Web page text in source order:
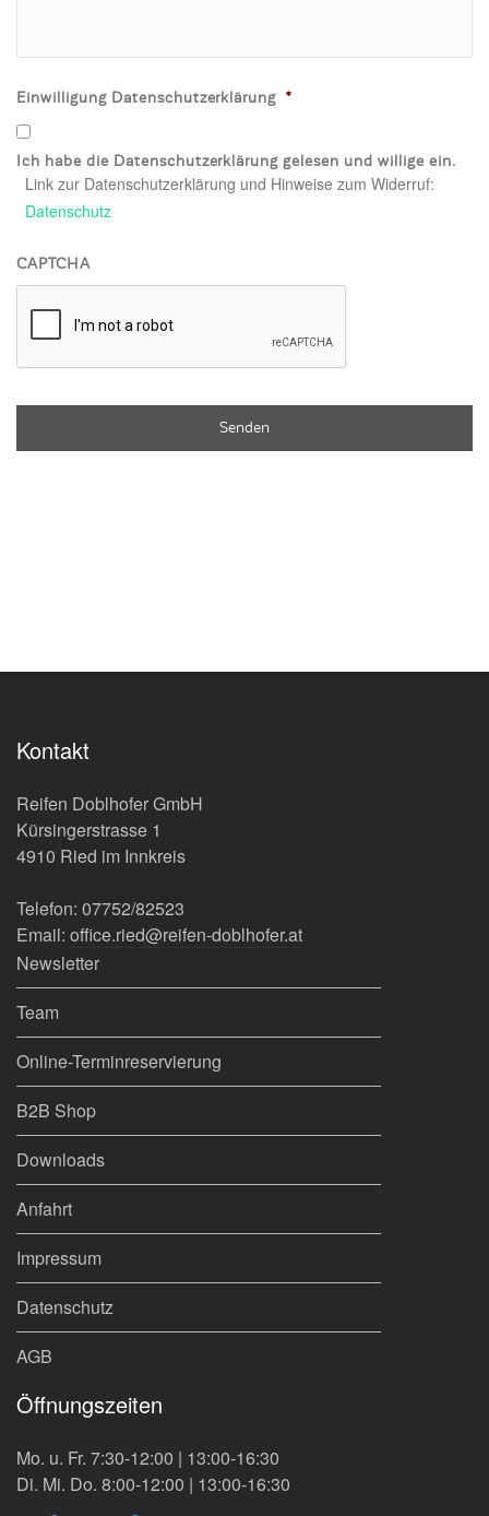
Einwilligung Datenschutzerklärung *
Ich habe die Datenschutzerklärung gelesen und willige ein.
Link zur Datenschutzerklärung und Hinweise zum Widerruf:
Datenschutz
CAPTCHA
Kontakt
Reifen Doblhofer GmbH
Kürsingerstrasse 1
4910 Ried im Innkreis
Telefon: 07752/82523
Email: office.ried@reifen-doblhofer.at
Newsletter
Team
Online-Terminreservierung
B2B Shop
Downloads
Anfahrt
Impressum
Datenschutz
AGB
Öffnungszeiten
Mo. u. Fr. 7:30-12:00 | 13:00-16:30
Di. Mi. Do. 8:00-12:00 | 13:00-16:30